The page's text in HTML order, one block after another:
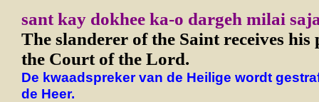
sant kay dokhee ka-o dargeh milai
The slanderer of the Saint receives his
the Court of the Lord.
De kwaadspreker van de Heilige wordt
de Heer.